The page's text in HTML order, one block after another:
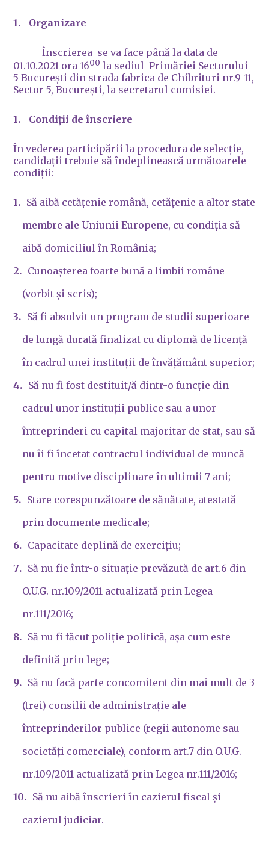
Organizare
Înscrierea se va face până la data de
01.10.2021 ora 1600 la sediul Primăriei Sectorului
5 București din strada fabrica de Chibrituri nr.9-11,
Sector 5, București, la secretarul comisiei.
Condiții de înscriere
În vederea participării la procedura de selecție,
candidații trebuie să îndeplinească următoarele
condiții:
Să aibă cetățenie română, cetățenie a altor state
membre ale Uniunii Europene, cu condiția să
aibă domiciliul în România;
Cunoașterea foarte bună a limbii române
(vorbit și scris);
Să fi absolvit un program de studii superioare
de lungă durată finalizat cu diplomă de licență
în cadrul unei instituții de învățământ superior;
Să nu fi fost destituit/ă dintr-o funcție din
cadrul unor instituții publice sau a unor
întreprinderi cu capital majoritar de stat, sau să
nu îi fi încetat contractul individual de muncă
pentru motive disciplinare în ultimii 7 ani;
Stare corespunzătoare de sănătate, atestată
prin documente medicale;
Capacitate deplină de exercițiu;
Să nu fie într-o situație prevăzută de art.6 din
O.U.G. nr.109/2011 actualizată prin Legea
nr.111/2016;
Să nu fi făcut poliție politică, așa cum este
definită prin lege;
Să nu facă parte concomitent din mai mult de 3
(trei) consilii de administrație ale
întreprinderilor publice (regii autonome sau
societăți comerciale), conform art.7 din O.U.G.
nr.109/2011 actualizată prin Legea nr.111/2016;
Să nu aibă înscrieri în cazierul fiscal și
cazierul judiciar.